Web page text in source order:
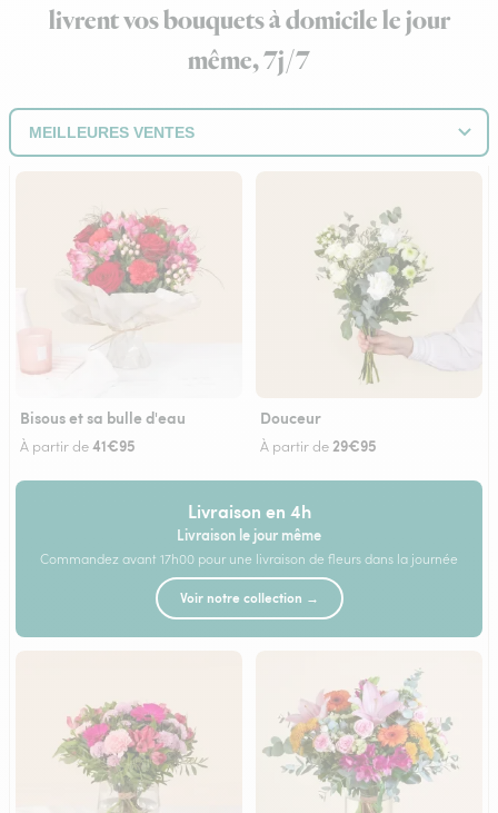
livrent vos bouquets à domicile le jour
même, 7j/7
Bisous et sa bulle d'eau
À partir de41€95
Douceur
À partir de29€95
Livraison en 4h
Livraison le jour même
Commandez avant 17h00 pour une livraison de fleurs dans la journée
Voir notre collection →